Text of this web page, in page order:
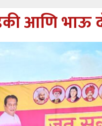
आत्मामालिक
ईच्छा आणि
आमदार आशुतोष
आणि भाऊ